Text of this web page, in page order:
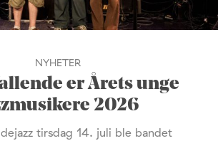
NYHETER
er Årets unge
2026
tirsdag 14. juli ble bandet